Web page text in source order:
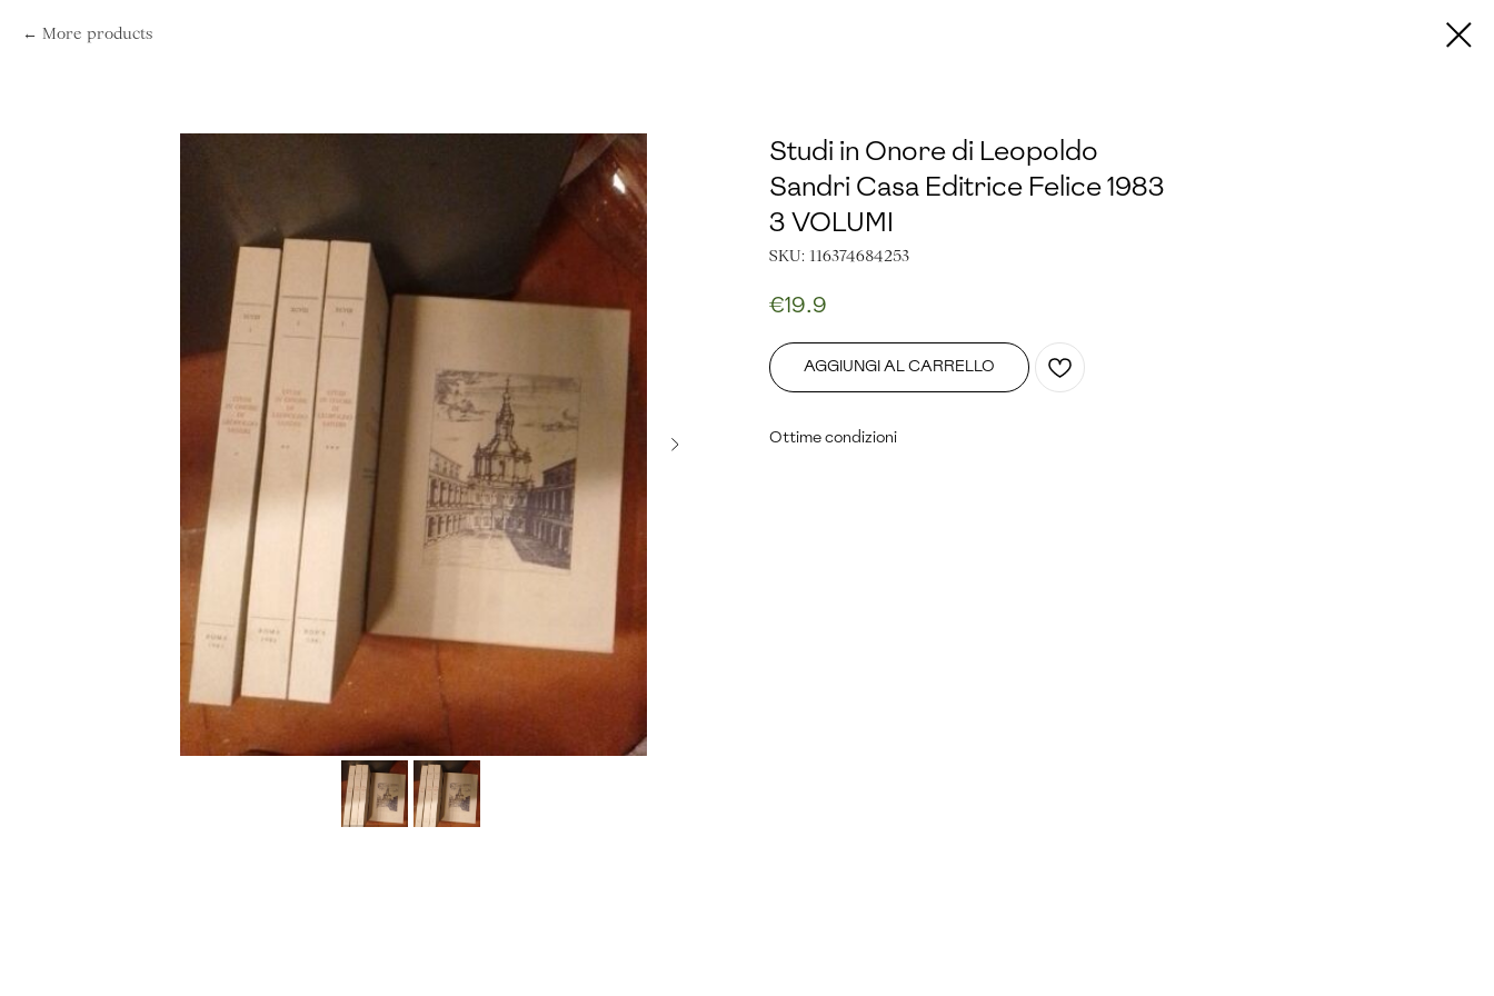
More products
Studi in Onore di Leopoldo
Sandri Casa Editrice Felice 1983
3 VOLUMI
SKU: 116374684253
€19.9
AGGIUNGI AL CARRELLO
Ottime condizioni